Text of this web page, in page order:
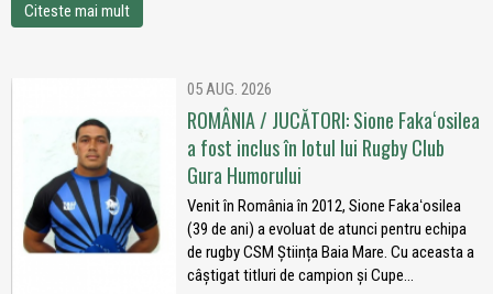
Citeste mai mult
05 AUG. 2026
ROMÂNIA / JUCĂTORI: Sione Fakaʻosilea
a fost inclus în lotul lui Rugby Club
Gura Humorului
Venit în România în 2012, Sione Fakaʻosilea
(39 de ani) a evoluat de atunci pentru echipa
de rugby CSM Știința Baia Mare. Cu aceasta a
câștigat titluri de campion și Cupe...